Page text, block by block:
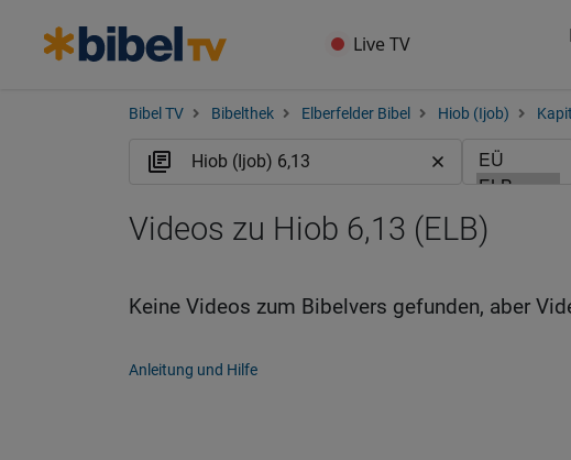
Live TV
Bibel TV Bibelthek Elberfelder Bibel Hiob (Ijob)
Videos zu Hiob 6,13 (ELB)
Keine Videos zum Bibelvers gefunden, aber
Anleitung und Hilfe